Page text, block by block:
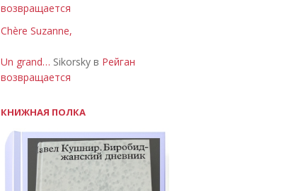
возвращается
Chère Suzanne,
Un grand… Sikorsky в Рейган
возвращается
КНИЖНАЯ ПОЛКА